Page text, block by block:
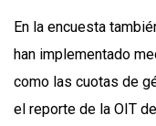
En la encuesta
han implementado
como las cuotas de
el reporte de la OIT